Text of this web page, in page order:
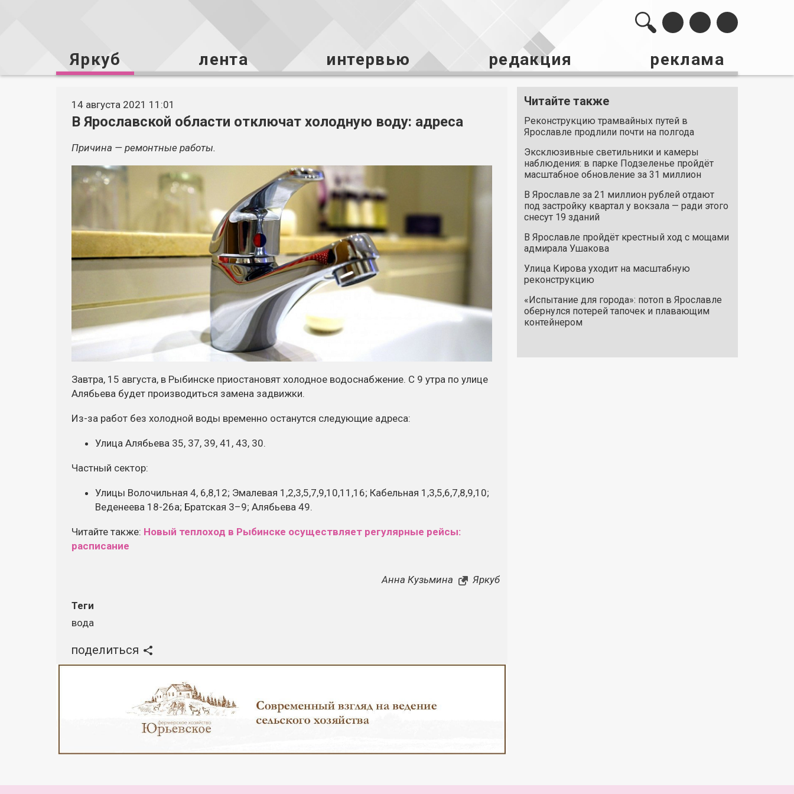
Яркуб лента интервью редакция реклама
14 августа 2021 11:01
В Ярославской области отключат холодную воду: адреса
Причина — ремонтные работы.
Завтра, 15 августа, в Рыбинске приостановят холодное водоснабжение. С 9 утра по улице
Алябьева будет производиться замена задвижки.
Из-за работ без холодной воды временно останутся следующие адреса:
Улица Алябьева 35, 37, 39, 41, 43, 30.
Частный сектор:
Улицы Волочильная 4, 6,8,12; Эмалевая 1,2,3,5,7,9,10,11,16; Кабельная 1,3,5,6,7,8,9,10;
Веденеева 18-26а; Братская 3–9; Алябьева 49.
Читайте также: Новый теплоход в Рыбинске осуществляет регулярные рейсы:
расписание
Анна Кузьмина Яркуб
Теги
вода
поделиться
Читайте также
Реконструкцию трамвайных путей в
Ярославле продлили почти на полгода
Эксклюзивные светильники и камеры
наблюдения: в парке Подзеленье пройдёт
масштабное обновление за 31 миллион
В Ярославле за 21 миллион рублей отдают
под застройку квартал у вокзала — ради этого
снесут 19 зданий
В Ярославле пройдёт крестный ход с мощами
адмирала Ушакова
Улица Кирова уходит на масштабную
реконструкцию
«Испытание для города»: потоп в Ярославле
обернулся потерей тапочек и плавающим
контейнером